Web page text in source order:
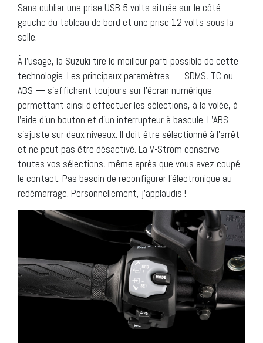
Sans oublier une prise USB 5 volts située sur le côté
gauche du tableau de bord et une prise 12 volts sous la
selle.
À l’usage, la Suzuki tire le meilleur parti possible de cette
technologie. Les principaux paramètres — SDMS, TC ou
ABS — s’affichent toujours sur l’écran numérique,
permettant ainsi d’effectuer les sélections, à la volée, à
l’aide d’un bouton et d’un interrupteur à bascule. L’ABS
s’ajuste sur deux niveaux. Il doit être sélectionné à l’arrêt
et ne peut pas être désactivé. La V-Strom conserve
toutes vos sélections, même après que vous avez coupé
le contact. Pas besoin de reconfigurer l’électronique au
redémarrage. Personnellement, j’applaudis !